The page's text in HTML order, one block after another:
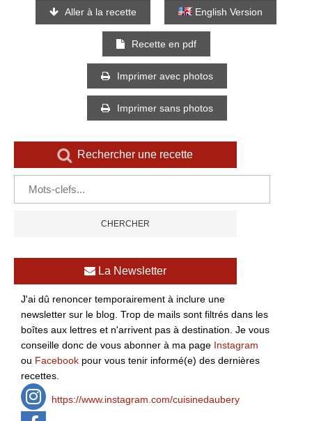
Aller à la recette English Version
Recette en pdf
Imprimer avec photos
Imprimer sans photos
Rechercher une recette
La Newsletter
J'ai dû renoncer temporairement à inclure une
newsletter sur le blog. Trop de mails sont filtrés dans les
boîtes aux lettres et n'arrivent pas à destination. Je vous
conseille donc de vous abonner à ma page Instagram
ou Facebook pour vous tenir informé(e) des dernières
recettes.
https://www.instagram.com/cuisinedaubery